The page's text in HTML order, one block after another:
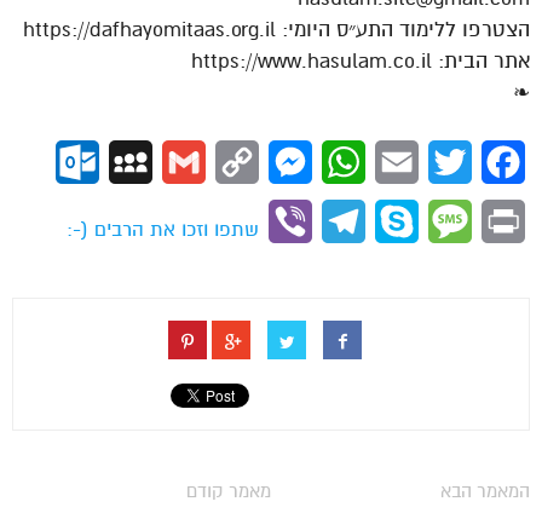
הצטרפו ללימוד התע״ס היומי: https://dafhayomitaas.org.il
אתר הבית: https://www.hasulam.co.il
❧
Facebook
Twitter
Email
WhatsApp
Messenger
Copy
Gmail
MySpace
Print
Message
Skype
Telegram
Viber
שתפו וזכו את הרבים (-:
מאמר קודם
המאמר הבא